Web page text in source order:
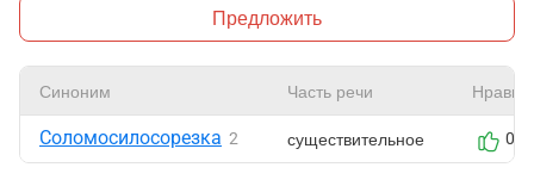
Предложить
Синоним Часть речи
Соломосилосорезка 2 существительное 0